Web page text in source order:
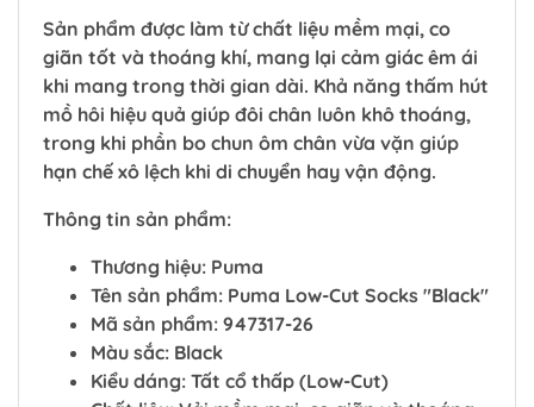
Sản phẩm được làm từ chất liệu mềm mại, co
giãn tốt và thoáng khí, mang lại cảm giác êm ái
khi mang trong thời gian dài. Khả năng thấm hút
mồ hôi hiệu quả giúp đôi chân luôn khô thoáng,
trong khi phần bo chun ôm chân vừa vặn giúp
hạn chế xô lệch khi di chuyển hay vận động.
Thông tin sản phẩm:
Thương hiệu: Puma
Tên sản phẩm: Puma Low-Cut Socks "Black"
Mã sản phẩm: 947317-26
Màu sắc: Black
Kiểu dáng: Tất cổ thấp (Low-Cut)